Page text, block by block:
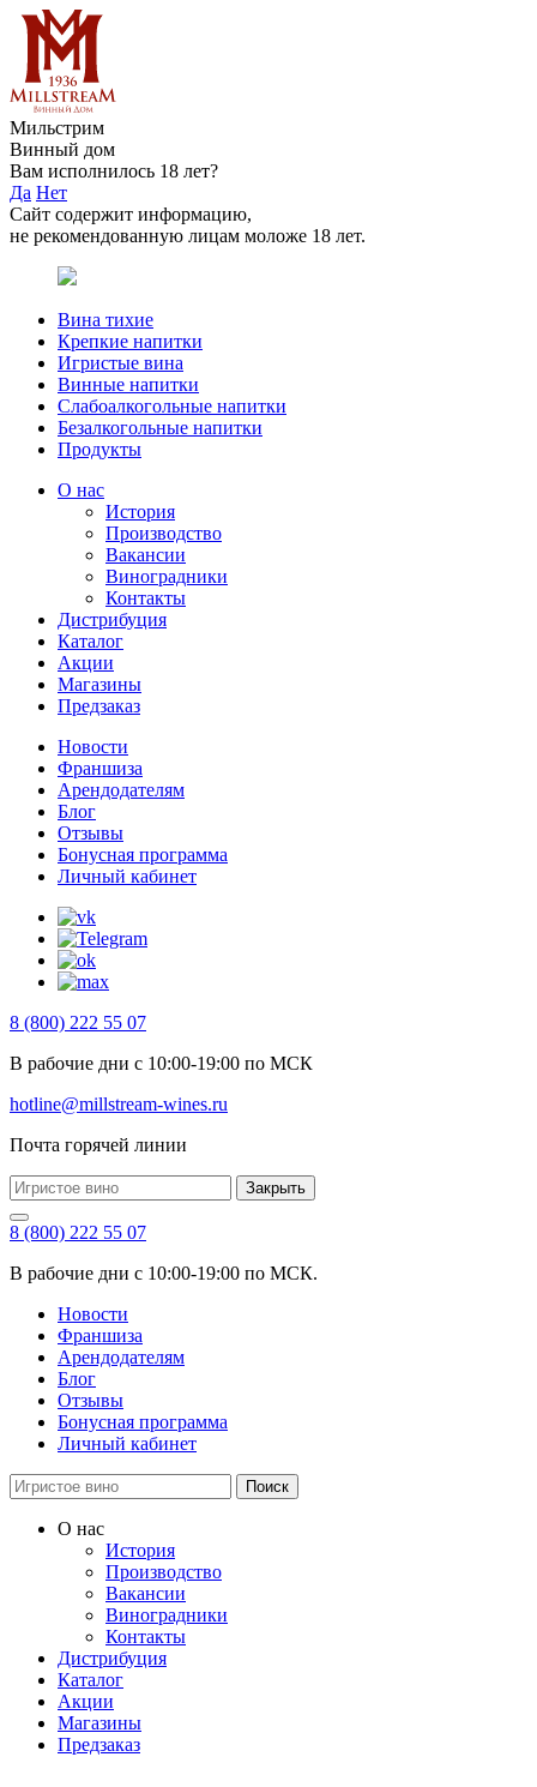
Мильстрим
Винный дом
Вам исполнилось 18 лет?
Да Нет
Сайт содержит информацию,
не рекомендованную лицам моложе 18 лет.
Вина тихие
Крепкие напитки
Игристые вина
Винные напитки
Слабоалкогольные напитки
Безалкогольные напитки
Продукты
О нас
История
Производство
Вакансии
Виноградники
Контакты
Дистрибуция
Каталог
Акции
Магазины
Предзаказ
Новости
Франшиза
Арендодателям
Блог
Отзывы
Бонусная программа
Личный кабинет
8 (800) 222 55 07
В рабочие дни с 10:00-19:00 по МСК
hotline@millstream-wines.ru
Почта горячей линии
Закрыть
8 (800) 222 55 07
В рабочие дни с 10:00-19:00 по МСК.
Новости
Франшиза
Арендодателям
Блог
Отзывы
Бонусная программа
Личный кабинет
Поиск
О нас
История
Производство
Вакансии
Виноградники
Контакты
Дистрибуция
Каталог
Акции
Магазины
Предзаказ